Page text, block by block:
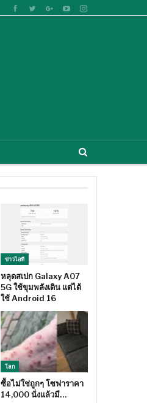
ข่าวไอที
หลุดสเปก Galaxy A07
5G ใช้ขุมพลังเดิน แต่ได้
ใช้ Android 16
โลก
ซื้อไม่ใช่ถูกๆ โซฟาราคา
14,000 นั่งแล้วมี…